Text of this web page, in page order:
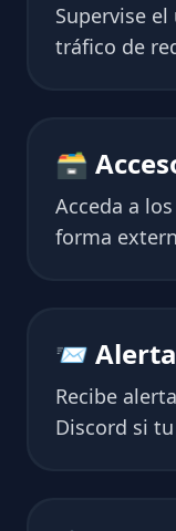
Supervise el
tráfico de
🗃
Acceda a
forma
📨
Recibe
Discord si